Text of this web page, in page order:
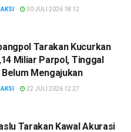
30 JULI 2026 18:12
Tarakan Kucurkan
Miliar Parpol, Tinggal
Belum Mengajukan
22 JULI 2026 12:27
Tarakan Kawal Akurasi